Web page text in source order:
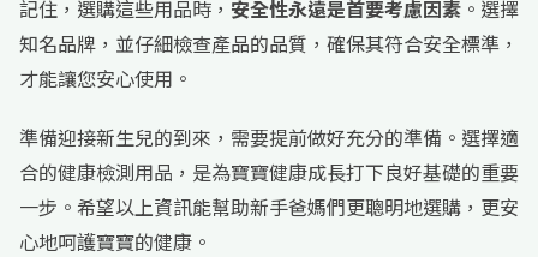
記住，選購這些用品時， 安全性永遠是首要考慮因素 。選擇
知名品牌，並仔細檢查產品的品質，確保其符合安全標準，
才能讓您安心使用。
準備迎接新生兒的到來，需要提前做好充分的準備。選擇適
合的健康檢測用品，是為寶寶健康成長打下良好基礎的重要
一步。希望以上資訊能幫助新手爸媽們更聰明地選購，更安
心地呵護寶寶的健康。